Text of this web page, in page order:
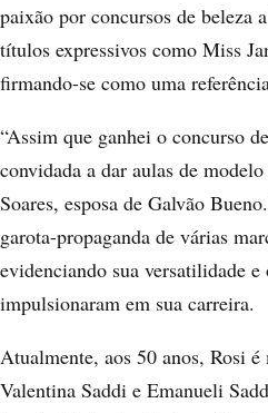
paixão por concursos de beleza
títulos expressivos como Miss
firmando-se como uma
“Assim que ganhei o concurso
convidada a dar aulas de
Soares, esposa de Galvão
garota-propaganda de várias
evidenciando sua versatilidade
impulsionaram em sua carreira.
Atualmente, aos 50 anos, Rosi é
Valentina Saddi e Emanueli